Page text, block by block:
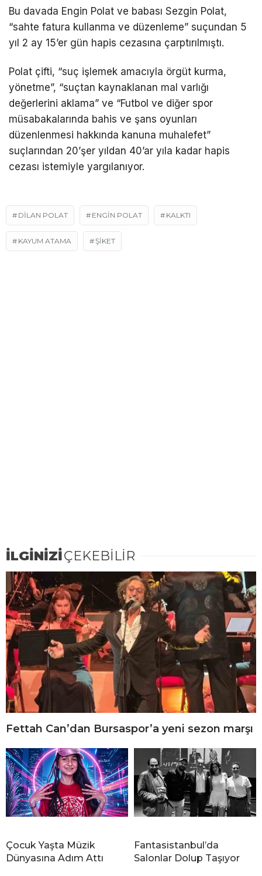
Bu davada Engin Polat ve babası Sezgin Polat,
“sahte fatura kullanma ve düzenleme” suçundan 5
yıl 2 ay 15’er gün hapis cezasına çarptırılmıştı.
Polat çifti, “suç işlemek amacıyla örgüt kurma,
yönetme”, “suçtan kaynaklanan mal varlığı
değerlerini aklama” ve “Futbol ve diğer spor
müsabakalarında bahis ve şans oyunları
düzenlenmesi hakkında kanuna muhalefet”
suçlarından 20’şer yıldan 40’ar yıla kadar hapis
cezası istemiyle yargılanıyor.
DİLAN POLAT ENGİN POLAT KALKTI
KAYUM ATAMA ŞİKET
İLGİNİZİÇEKEBİLİR
Fettah Can’dan Bursaspor’a yeni sezon marşı
Çocuk Yaşta Müzik
Dünyasına Adım Attı
Fantasistanbul’da
Salonlar Dolup Taşıyor